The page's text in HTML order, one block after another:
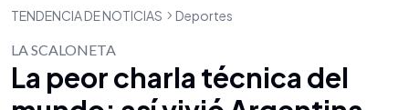
TENDENCIA DE NOTICIAS Deportes
LA SCALONETA
La peor charla técnica del